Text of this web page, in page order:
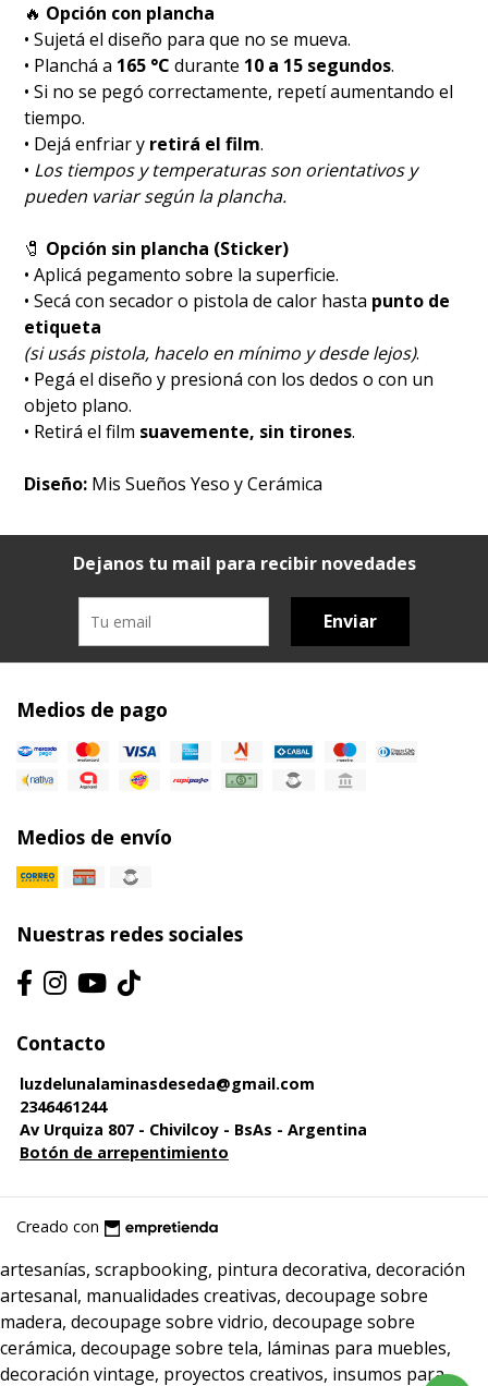
🔥 Opción con plancha
• Sujetá el diseño para que no se mueva.
• Planchá a 165 °C durante 10 a 15 segundos.
• Si no se pegó correctamente, repetí aumentando el
tiempo.
• Dejá enfriar y retirá el film.
• Los tiempos y temperaturas son orientativos y
pueden variar según la plancha.
🧷 Opción sin plancha (Sticker)
• Aplicá pegamento sobre la superficie.
• Secá con secador o pistola de calor hasta punto de
etiqueta
(si usás pistola, hacelo en mínimo y desde lejos).
• Pegá el diseño y presioná con los dedos o con un
objeto plano.
• Retirá el film suavemente, sin tirones.
Diseño: Mis Sueños Yeso y Cerámica
Dejanos tu mail para recibir novedades
Enviar
Medios de pago
Medios de envío
Nuestras redes sociales
Contacto
luzdelunalaminasdeseda@gmail.com
2346461244
Av Urquiza 807 - Chivilcoy - BsAs - Argentina
Botón de arrepentimiento
Creado con
artesanías, scrapbooking, pintura decorativa, decoración
artesanal, manualidades creativas, decoupage sobre
madera, decoupage sobre vidrio, decoupage sobre
cerámica, decoupage sobre tela, láminas para muebles,
decoración vintage, proyectos creativos, insumos para